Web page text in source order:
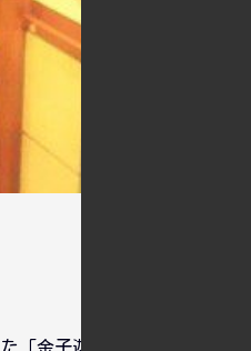
「金子迦哩 かれー王国」とい